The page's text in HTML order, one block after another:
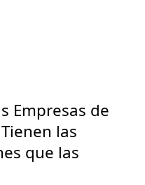
Empresas de
las
que las